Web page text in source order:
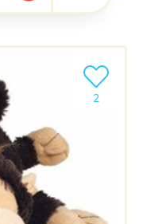
2
Ajouter le